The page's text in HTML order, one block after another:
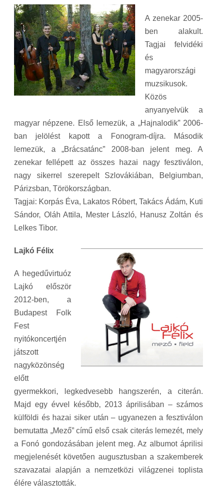
A zenekar 2005-
ben alakult.
Tagjai felvidéki
és
magyarországi
muzsikusok.
Közös
anyanyelvük a
magyar népzene. Első lemezük, a „Hajnalodik” 2006-
ban jelölést kapott a Fonogram-díjra. Második
lemezük, a „Brácsatánc” 2008-ban jelent meg. A
zenekar fellépett az összes hazai nagy fesztiválon,
nagy sikerrel szerepelt Szlovákiában, Belgiumban,
Párizsban, Törökországban.
Tagjai: Korpás Éva, Lakatos Róbert, Takács Ádám, Kuti
Sándor, Oláh Attila, Mester László, Hanusz Zoltán és
Lelkes Tibor.
Lajkó Félix
A hegedűvirtuóz
Lajkó először
2012-ben, a
Budapest Folk
Fest
nyitókoncertjén
játszott
nagyközönség
előtt
gyermekkori, legkedvesebb hangszerén, a citerán.
Majd egy évvel később, 2013 áprilisában – számos
külföldi és hazai siker után – ugyanezen a fesztiválon
bemutatta „Mező” című első csak citerás lemezét, mely
a Fonó gondozásában jelent meg. Az albumot áprilisi
megjelenését követően augusztusban a szakemberek
szavazatai alapján a nemzetközi világzenei toplista
élére választották.